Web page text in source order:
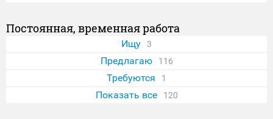
Постоянная, временная работа
Ищу 3
Предлагаю 116
Требуются 1
Показать все 120